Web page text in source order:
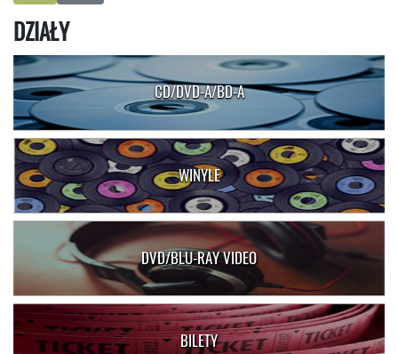
DZIAŁY
CD/DVD-A/BD-A
WINYLE
DVD/BLU-RAY VIDEO
BILETY